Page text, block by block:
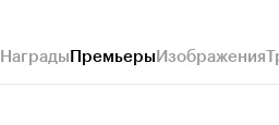
НаградыПремьерыИзображения